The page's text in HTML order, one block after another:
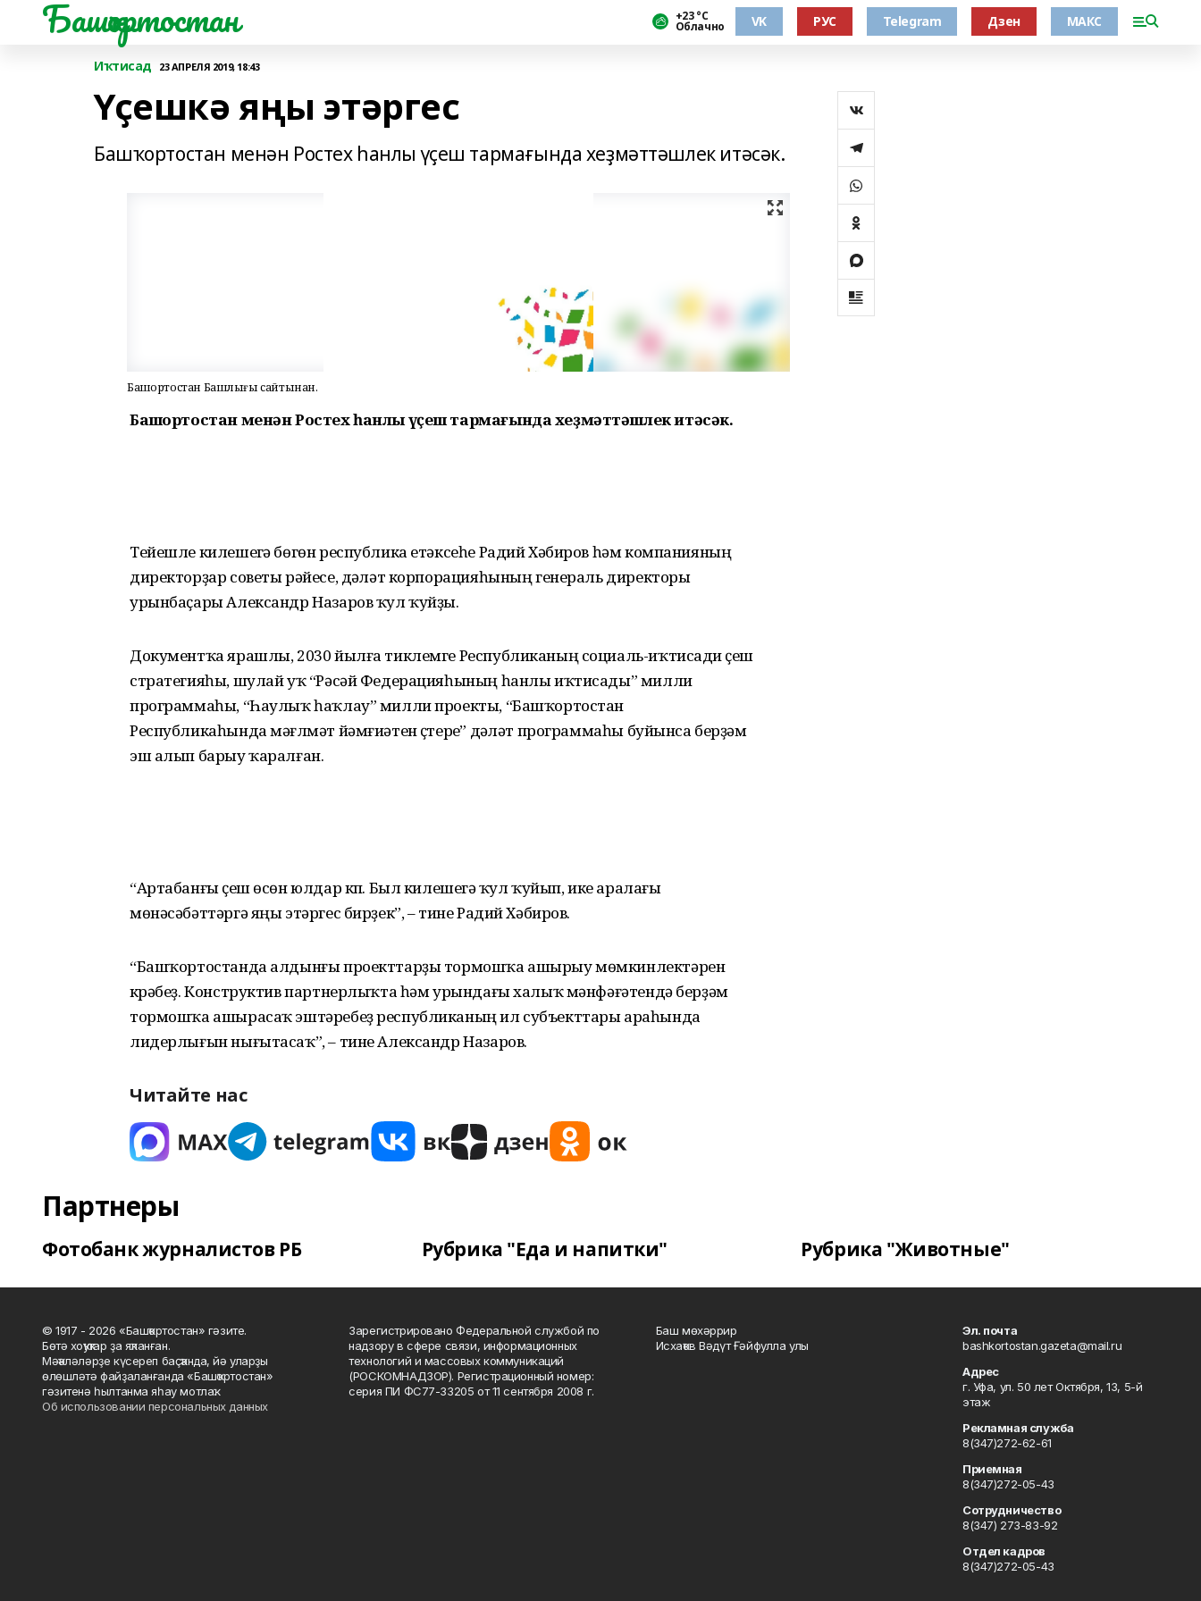
Башҡортостан +23 °С
Облачно VK РУС Telegram Дзен МАКС
Иҡтисад 23 АПРЕЛЯ 2019, 18:43
Үҫешкә яңы этәргес
Башҡортостан менән Ростех һанлы үҫеш тармағында хеҙмәттәшлек итәсәк.
Башҡортостан Башлығы сайтынан.
Башҡортостан менән Ростех һанлы үҫеш тармағында хеҙмәттәшлек итәсәк.
Тейешле килешеүгә бөгөн республика етәксеһе Радий Хәбиров һәм компанияның
директорҙар советы рәйесе, дәүләт корпорацияһының генераль директоры
урынбаҫары Александр Назаров ҡул ҡуйҙы.
Документҡа ярашлы, 2030 йылға тиклемге Республиканың социаль-иҡтисади үҫеш
стратегияһы, шулай уҡ “Рәсәй Федерацияһының һанлы иҡтисады” милли
программаһы, “Һаулыҡ һаҡлау” милли проекты, “Башҡортостан
Республикаһында мәғлүмәт йәмғиәтен үҫтереү” дәүләт программаһы буйынса берҙәм
эш алып барыу ҡаралған.
“Артабанғы үҫеш өсөн юлдар күп. Был килешеүгә ҡул ҡуйып, ике аралағы
мөнәсәбәттәргә яңы этәргес бирҙек”, – тине Радий Хәбиров.
“Башҡортостанда алдынғы проекттарҙы тормошҡа ашырыу мөмкинлектәрен
күрәбеҙ. Конструктив партнерлыҡта һәм урындағы халыҡ мәнфәғәтендә берҙәм
тормошҡа ашырасаҡ эштәребеҙ республиканың ил субъекттары араһында
лидерлығын нығытасаҡ”, – тине Александр Назаров.
Читайте нас
Партнеры
Фотобанк журналистов РБ Рубрика "Еда и напитки" Рубрика "Животные"
© 1917 - 2026 «Башҡортостан» гәзите.
Бөтә хоҡуҡтар ҙа яҡланған.
Мәҡәләләрҙе күсереп баҫҡанда, йә уларҙы
өлөшләтә файҙаланғанда «Башҡортостан»
гәзитенә һылтанма яһау мотлаҡ.
Об использовании персональных данных
Зарегистрировано Федеральной службой по
надзору в сфере связи, информационных
технологий и массовых коммуникаций
(РОСКОМНАДЗОР). Регистрационный номер:
серия ПИ ФС77-33205 от 11 сентября 2008 г.
Баш мөхәррир
Исхаҡов Вәдүт Ғәйфулла улы
Эл. почта
bashkortostan.gazeta@mail.ru
Адрес
г. Уфа, ул. 50 лет Октября, 13, 5-й
этаж
Рекламная служба
8(347)272-62-61
Приемная
8(347)272-05-43
Сотрудничество
8(347) 273-83-92
Отдел кадров
8(347)272-05-43